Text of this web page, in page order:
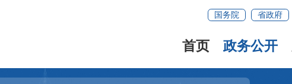
国务院 省政府
首页 政务公开